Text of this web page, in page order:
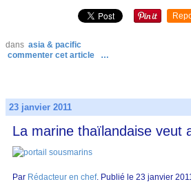
dans asia & pacific
commenter cet article
…
23 janvier 2011
La marine thaïlandaise veut
Par Rédacteur en chef. Publié le 23 janvier